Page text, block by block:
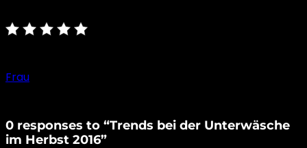
Frau
0 responses to “Trends bei der Unterwäsche
im Herbst 2016”